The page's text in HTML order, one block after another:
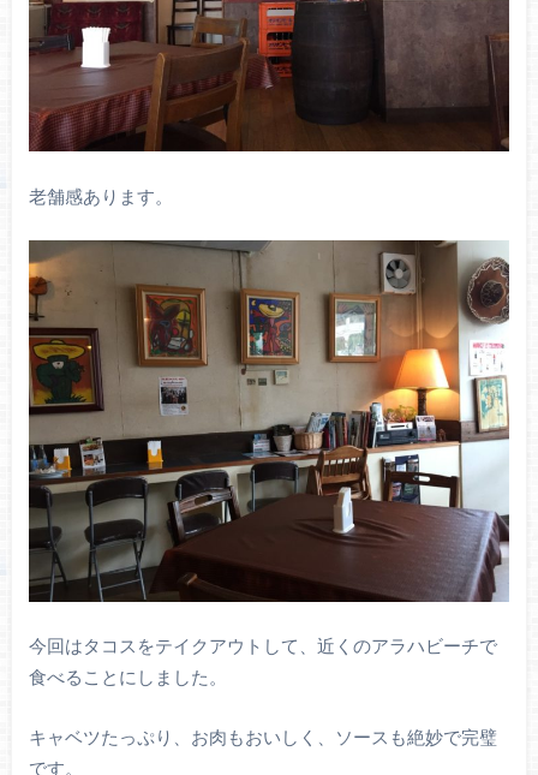
老舗感あります。
今回はタコスをテイクアウトして、近くのアラハビーチで
食べることにしました。
キャベツたっぷり、お肉もおいしく、ソースも絶妙で完璧
です。